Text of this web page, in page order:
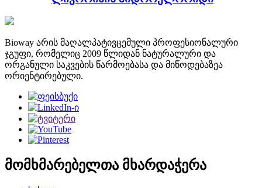
Bioway არის მაღალპატივცემული პროფესიონალური
ჯგუფი, რომელიც 2009 წლიდან ნატურალური და
ორგანული საკვების წარმოებასა და მიწოდებაზეა
ორიენტირებული.
მომხმარებელთა მხარდაჭერა